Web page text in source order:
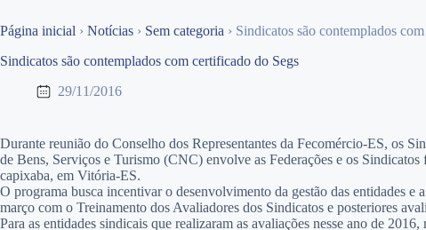
Página inicial › Notícias › Sem categoria › Sindicatos são contemplados
Sindicatos são contemplados com certificado do Segs
29/11/2016
Durante reunião do Conselho dos Representantes da Fecomércio-ES, os
de Bens, Serviços e Turismo (CNC) envolve as Federações e os
capixaba, em Vitória-ES.
O programa busca incentivar o desenvolvimento da gestão das entidades
março com o Treinamento dos Avaliadores dos Sindicatos e posteriores
Para as entidades sindicais que realizaram as avaliações nesse ano de